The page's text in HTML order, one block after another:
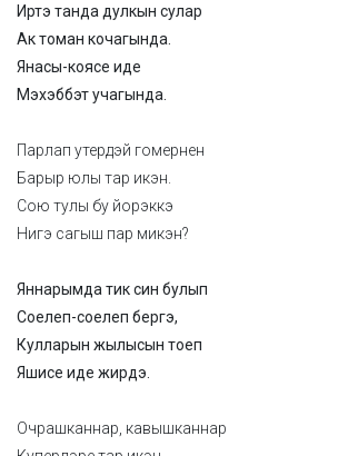
Иртэ танда дулкын сулар
Ак томан кочагында.
Янасы-коясе иде
Мэхэббэт учагында.
Парлап утердэй гомернен
Барыр юлы тар икэн.
Сою тулы бу йорэккэ
Нигэ сагыш пар микэн?
Яннарымда тик син булып
Соелеп-соелеп бергэ,
Кулларын жылысын тоеп
Яшисе иде жирдэ.
Очрашканнар, кавышканнар